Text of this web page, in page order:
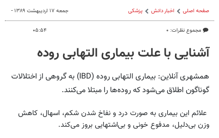
صفحه اصلی اخبار دانش پزشکی
مجموع نظرات: ۰
جمعه ۱۷ اردیبهشت ۱۳۸۹ -
۰۵:۵۴
آشنایی با علت بیماری التهابی روده
همشهری آنلاین: بیماری التهابی روده (IBD) به گروهی از اختلالات
گوناگون اطلاق می‌شود که روده‌ها را مبتلا می‌کنند.
علائم این بیماری‌ به صورت درد و نفاخ شدن شکم، اسهال، کاهش
وزن بی‌دلیل، مدفوع خونی و بی‌اشتهایی بروز می‌کند.